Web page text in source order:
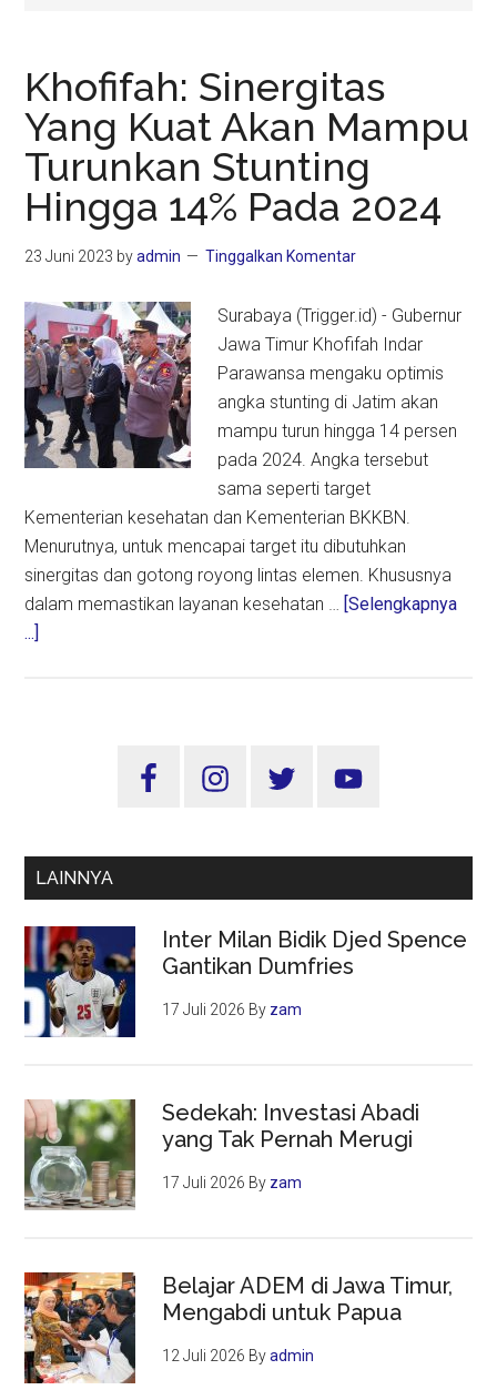
Khofifah: Sinergitas
Yang Kuat Akan Mampu
Turunkan Stunting
Hingga 14% Pada 2024
23 Juni 2023 byadmin Tinggalkan Komentar
Surabaya (Trigger.id) - Gubernur
Jawa Timur Khofifah Indar
Parawansa mengaku optimis
angka stunting di Jatim akan
mampu turun hingga 14 persen
pada 2024. Angka tersebut
sama seperti target
Kementerian kesehatan dan Kementerian BKKBN.
Menurutnya, untuk mencapai target itu dibutuhkan
sinergitas dan gotong royong lintas elemen. Khususnya
dalam memastikan layanan kesehatan … [Selengkapnya
...]
Stunting
Hingga
Pada
2024
Sidebar
LAINNYA
Inter Milan Bidik Djed Spence
Gantikan Dumfries
17 Juli 2026 By zam
Sedekah: Investasi Abadi
yang Tak Pernah Merugi
17 Juli 2026 By zam
Belajar ADEM di Jawa Timur,
Mengabdi untuk Papua
12 Juli 2026 Byadmin